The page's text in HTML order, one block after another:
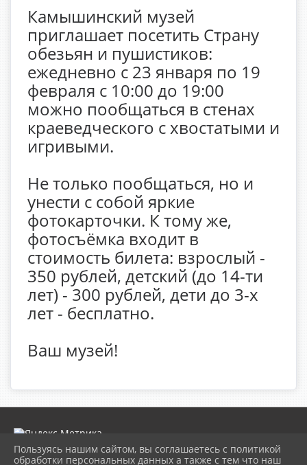
Камышинский музей
приглашает посетить Страну
обезьян и пушистиков:
ежедневно с 23 января по 19
февраля с 10:00 до 19:00
можно пообщаться в стенах
краеведческого с хвостатыми и
игривыми.
Не только пообщаться, но и
унести с собой яркие
фотокарточки. К тому же,
фотосъёмка входит в
стоимость билета: взрослый -
350 рублей, детский (до 14-ти
лет) - 300 рублей, дети до 3-х
лет - бесплатно.
Ваш музей!
Пользуясь нашим сайтом, вы соглашаетесь с политикой
обработки персональных данных а также с тем что наш